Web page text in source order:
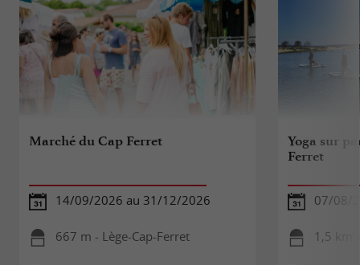
Marché du Cap Ferret
14/09/2026 au 31/12/2026
667 m - Lège-Cap-Ferret
Yoga sur
Ferret
07/08/
1,5 km